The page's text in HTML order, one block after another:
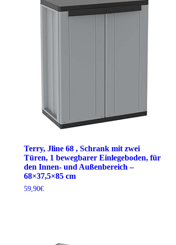
Terry, Jline 68 , Schrank mit zwei
Türen, 1 bewegbarer Einlegeboden, für
den Innen- und Außenbereich –
68×37,5×85 cm
59,90€